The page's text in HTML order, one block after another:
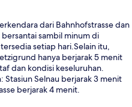
dari Bahnhofstrasse dan
sambil minum di
setiap hari.Selain itu,
hanya berjarak 5 menit
dan kondisi keseluruhan.
Stasiun Selnau berjarak 3 menit
berjarak 4 menit.